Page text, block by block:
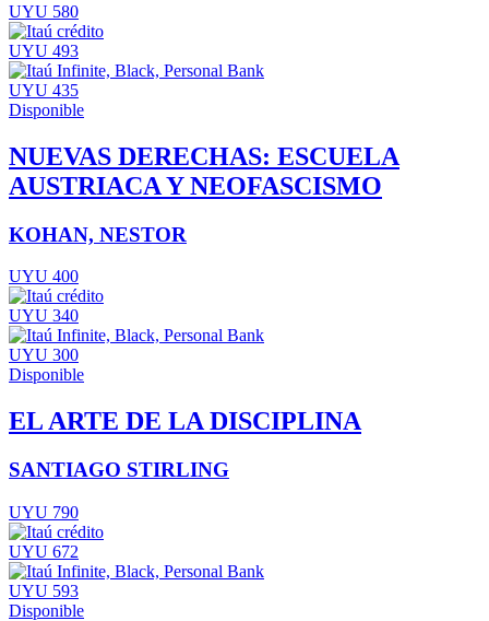
UYU 580
UYU 493
UYU 435
Disponible
NUEVAS DERECHAS: ESCUELA
AUSTRIACA Y NEOFASCISMO
KOHAN, NESTOR
UYU 400
UYU 340
UYU 300
Disponible
EL ARTE DE LA DISCIPLINA
SANTIAGO STIRLING
UYU 790
UYU 672
UYU 593
Disponible